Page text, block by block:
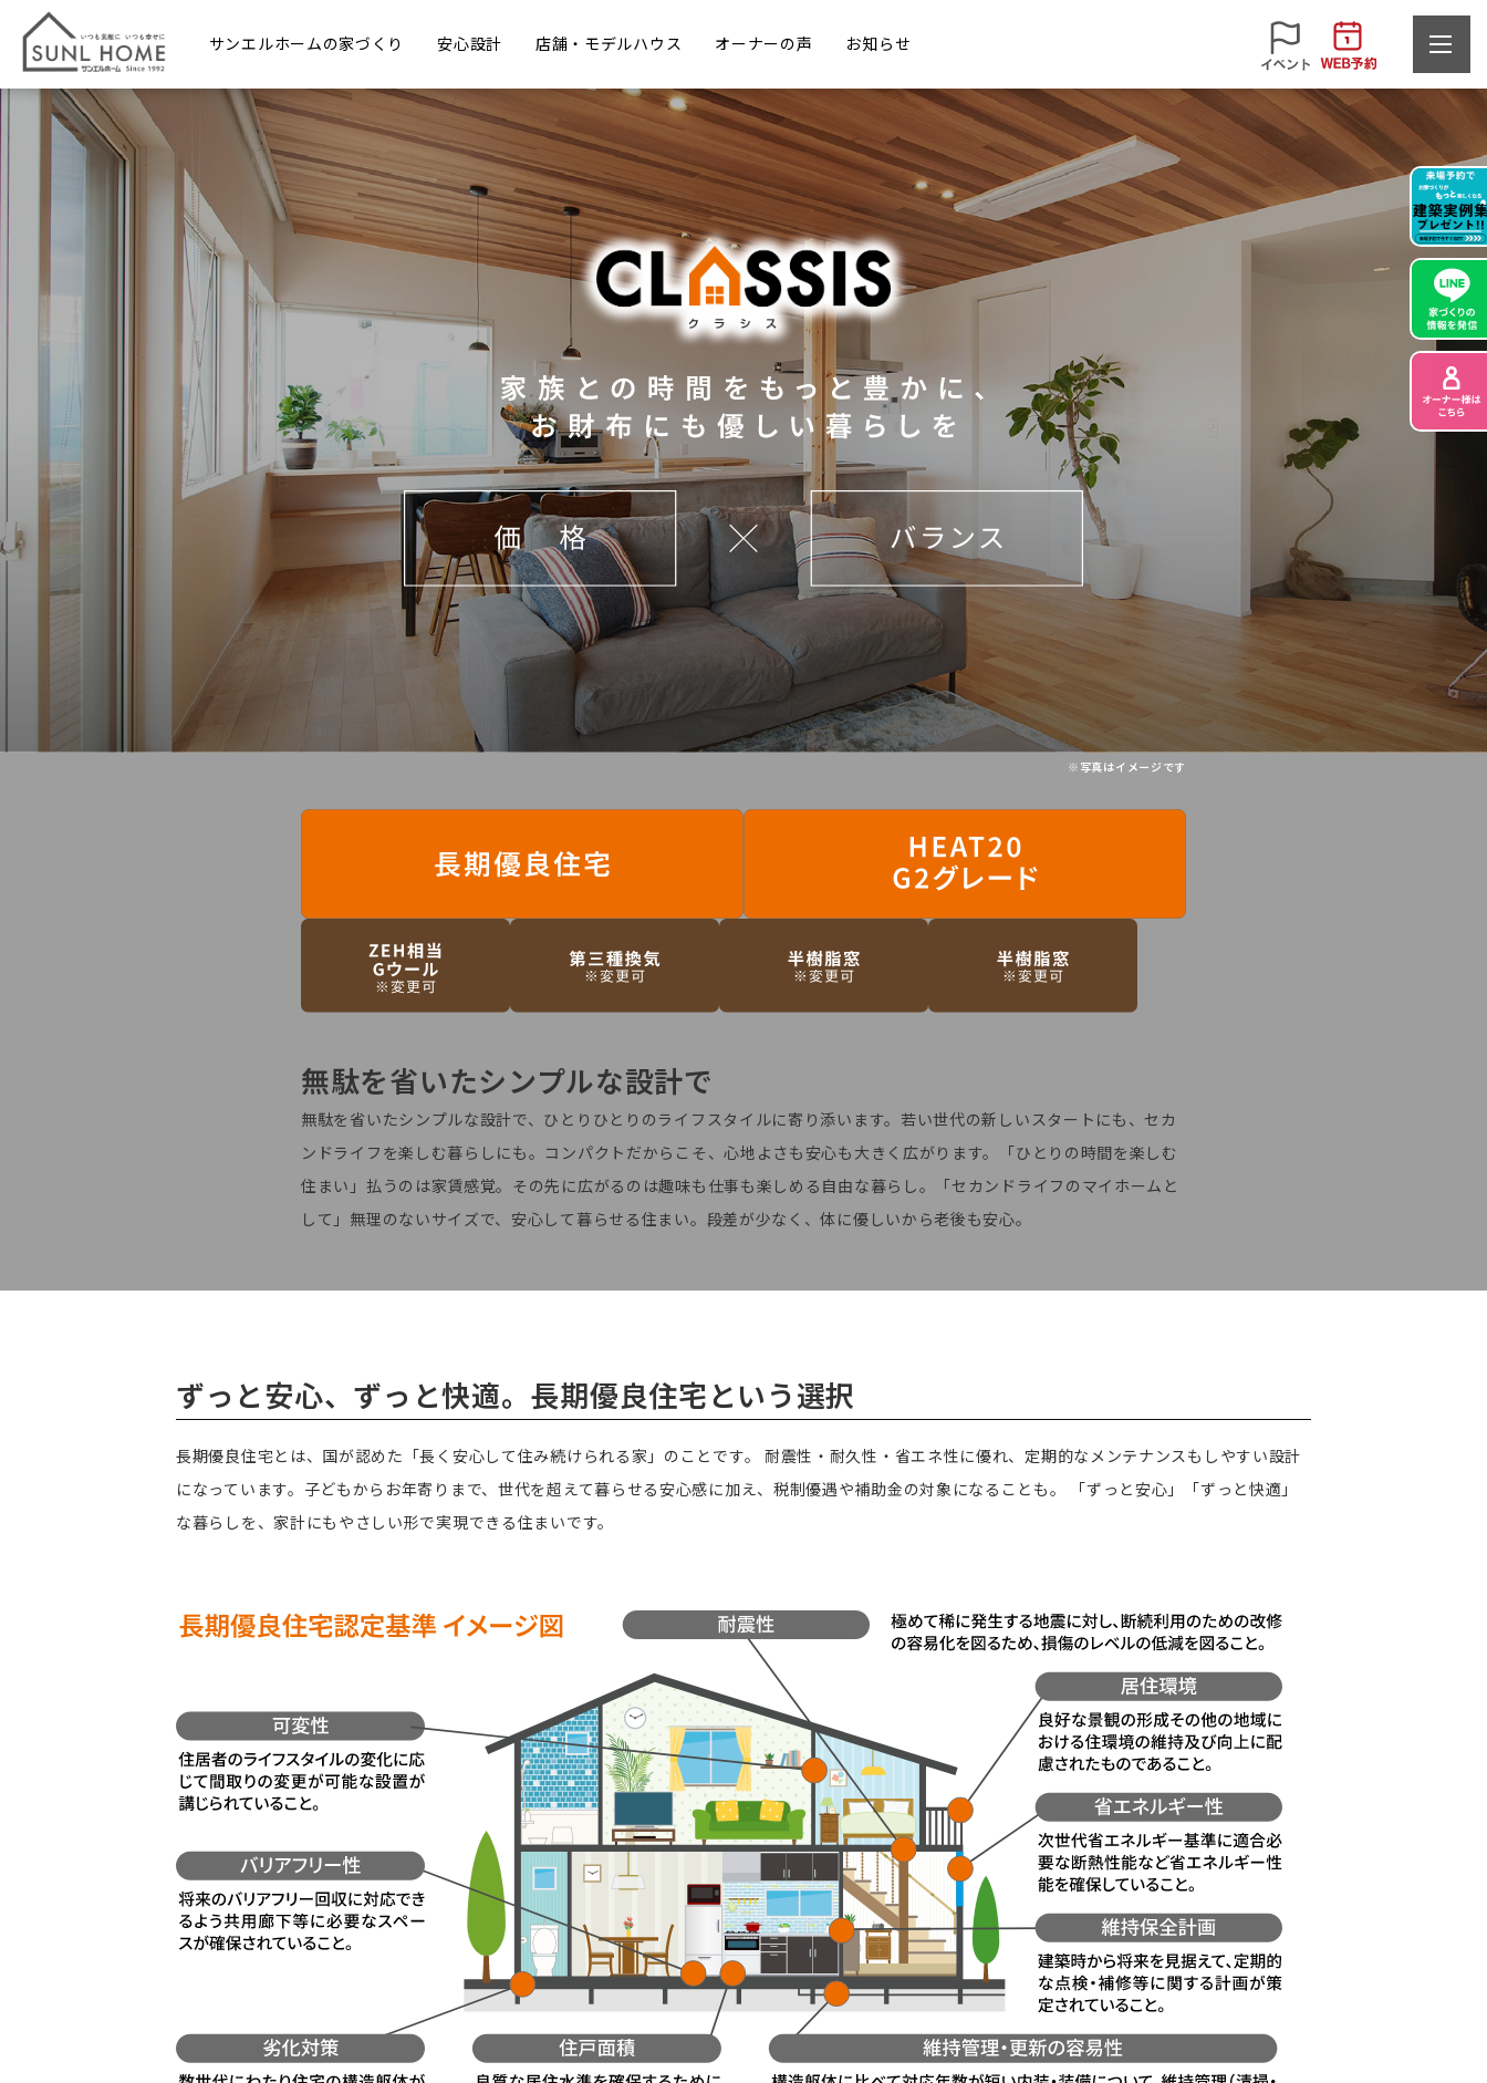
サンエルホームの家づくり 安心設計 店舗・モデルハウス オーナーの声 お知らせ
※写真はイメージです
無駄を省いたシンプルな設計で
無駄を省いたシンプルな設計で、ひとりひとりのライフスタイルに寄り添います。若い世代の新しいスタートにも、セカ
ンドライフを楽しむ暮らしにも。コンパクトだからこそ、心地よさも安心も大きく広がります。「ひとりの時間を楽しむ
住まい」払うのは家賃感覚。その先に広がるのは趣味も仕事も楽しめる自由な暮らし。「セカンドライフのマイホームと
して」無理のないサイズで、安心して暮らせる住まい。段差が少なく、体に優しいから老後も安心。
ずっと安心、ずっと快適。長期優良住宅という選択
長期優良住宅とは、国が認めた「長く安心して住み続けられる家」のことです。 耐震性・耐久性・省エネ性に優れ、定期的なメンテナンスもしやすい設計
になっています。子どもからお年寄りまで、世代を超えて暮らせる安心感に加え、税制優遇や補助金の対象になることも。 「ずっと安心」「ずっと快適」
な暮らしを、家計にもやさしい形で実現できる住まいです。